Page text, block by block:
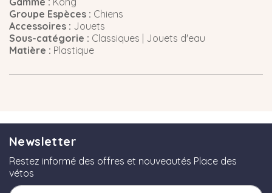
Groupe Espèces : Chiens
Accessoires : Jouets
Sous-catégorie : Classiques | Jouets d'eau
Matière : Plastique
Newsletter
Restez informé des offres et nouveautés Place des
vétos